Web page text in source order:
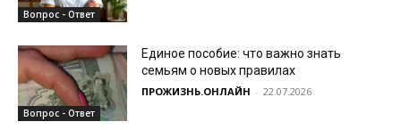
Вопрос - Ответ
Вопрос - Ответ
Единое пособие: что важно знать
семьям о новых правилах
ПРОЖИЗНЬ.ОНЛАЙН - 22.07.2026